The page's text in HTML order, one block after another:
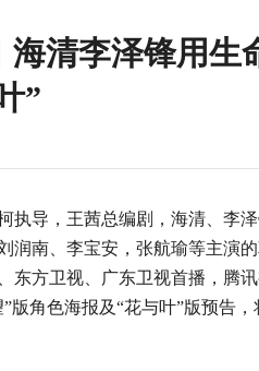
海清李泽锋用生
”
执导，王茜总编剧，海清、李
润南、李宝安，张航瑜等主演
东方卫视、广东卫视首播，腾
”版角色海报及“花与叶”版预告